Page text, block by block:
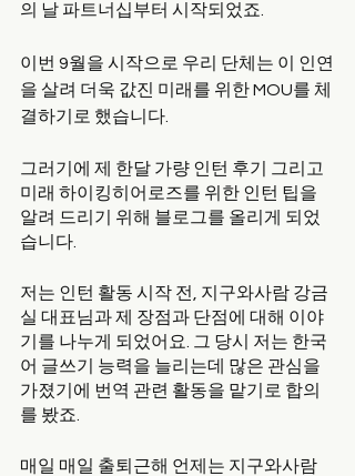
의 날 파트너십부터 시작되었죠.
이번 9월을 시작으로 우리 단체는 이 인연
을 살려 더욱 값진 미래를 위한 MOU를 체
결하기로 했습니다.
그러기에 제 한달 가량 인턴 후기 그리고
미래 하이킹히어로즈를 위한 인턴 팁을
알려 드리기 위해 블로그를 올리게 되었
습니다.
저는 인턴 활동 시작 전, 지구와사람 강금
실 대표님과 제 장점과 단점에 대해 이야
기를 나누게 되었어요. 그 당시 저는 한국
어 글쓰기 능력을 늘리는데 많은 관심을
가졌기에 번역 관련 활동을 맡기로 합의
를 봤죠.
매일 매일 출퇴근해 언제는 지구와사람